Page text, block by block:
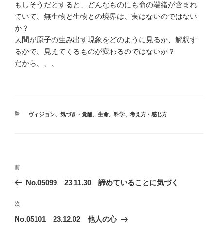
もしそうだとすると、どんなものにも命の端緒が含まれ
ていて、無生物と生物との境界は、実はないのではない
か？
人間が原子の生み出す現象をどのように見るか、解釈す
るかで、見えてくるものが変わるのではないか？
だから、、、
カ
ヴィジョン、 気づき・覚醒、 生命、 科学、 考え方・感じ方
投
ビ
ゲ
前
の
稿
前
No.05099 23.11.30 諦めていることに気づく
次
の
次
No.05101 23.12.02 他人の心